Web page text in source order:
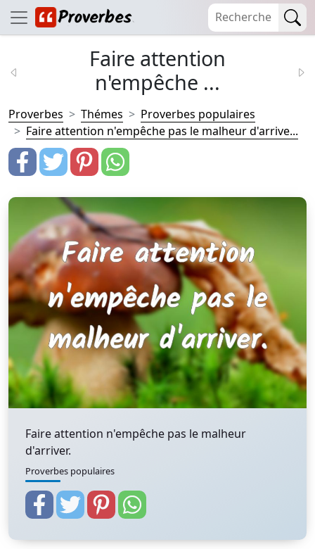
Faire attention
n'empêche ...
Proverbes Thémes
Proverbes populaires
Faire attention n'empêche pas le malheur d'arrive...
Faire attention n'empêche pas le malheur
d'arriver.
Proverbes populaires